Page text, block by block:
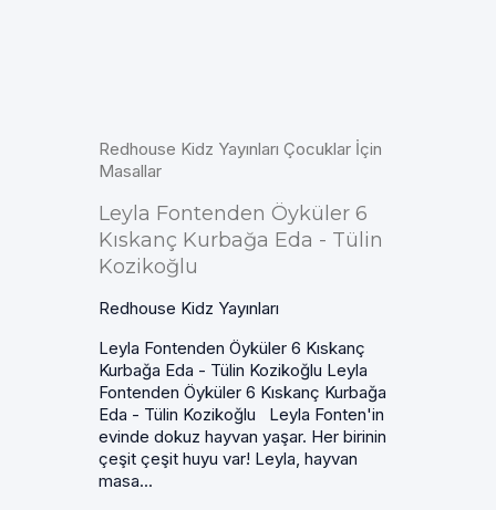
Redhouse Kidz Yayınları Çocuklar İçin
Masallar
Leyla Fontenden Öyküler 6
Kıskanç Kurbağa Eda - Tülin
Kozikoğlu
Redhouse Kidz Yayınları
Leyla Fontenden Öyküler 6 Kıskanç
Kurbağa Eda - Tülin Kozikoğlu Leyla
Fontenden Öyküler 6 Kıskanç Kurbağa
Eda - Tülin Kozikoğlu Leyla Fonten'in
evinde dokuz hayvan yaşar. Her birinin
çeşit çeşit huyu var! Leyla, hayvan
masa...